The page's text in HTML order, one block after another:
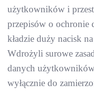
użytkowników i
przepisów o ochronie
kładzie duży nacisk
Wdrożyli surowe
danych
wyłącznie do